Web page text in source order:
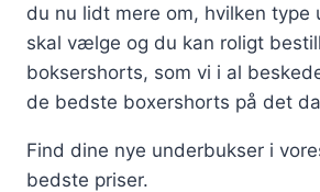
du nu lidt mere om, hvilken type
skal vælge og du kan roligt
boksershorts, som vi i al
de bedste boxershorts på det
Find dine nye underbukser i
bedste priser.